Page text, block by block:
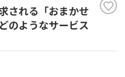
される「おまかせ
のようなサービス